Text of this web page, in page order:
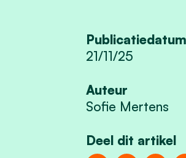
Publicatiedatum
21/11/25
Auteur
Sofie Mertens
Deel dit artikel